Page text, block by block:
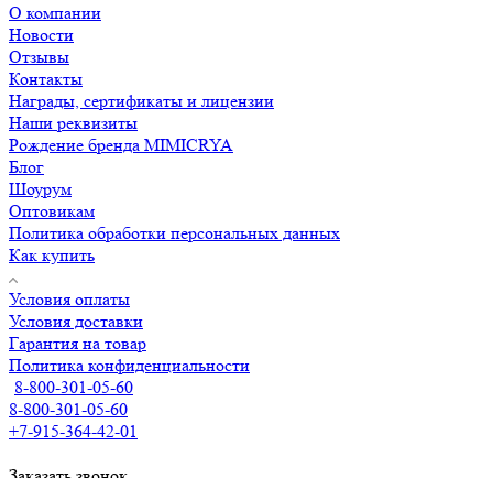
О компании
Новости
Отзывы
Контакты
Награды, сертификаты и лицензии
Наши реквизиты
Рождение бренда MIMICRYA
Блог
Шоурум
Оптовикам
Политика обработки персональных данных
Как купить
Условия оплаты
Условия доставки
Гарантия на товар
Политика конфиденциальности
8-800-301-05-60
8-800-301-05-60
+7-915-364-42-01